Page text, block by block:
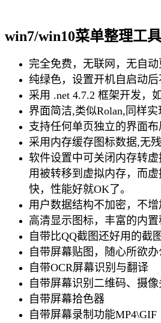
win7/win10菜单整理工
完全免费，无联网，无自
纯绿色，设置开机自启动
采用 .net 4.7.2 框架开发，
界面简洁,类似Rolan,同样
支持任何单页独立的界面
采用内存缓存图标数据,无
软件设置中可关闭内存转
用被转移到虚拟内存，而
快，性能好就OK了。
用户数据结构不加密，不
高清显示图标，丰富的内置
自带比QQ截图还好用的截
自带屏幕贴图，随心所欲
自带OCR屏幕识别与翻译
自带屏幕识别二维码、摄
自带屏幕拾色器
自带屏幕录制功能MP4\GIF